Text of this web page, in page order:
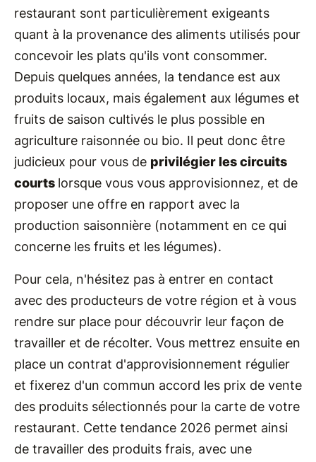
restaurant sont particulièrement exigeants
quant à la provenance des aliments utilisés pour
concevoir les plats qu'ils vont consommer.
Depuis quelques années, la tendance est aux
produits locaux, mais également aux légumes et
fruits de saison cultivés le plus possible en
agriculture raisonnée ou bio. Il peut donc être
judicieux pour vous de privilégier les circuits
courts lorsque vous vous approvisionnez, et de
proposer une offre en rapport avec la
production saisonnière (notamment en ce qui
concerne les fruits et les légumes).
Pour cela, n'hésitez pas à entrer en contact
avec des producteurs de votre région et à vous
rendre sur place pour découvrir leur façon de
travailler et de récolter. Vous mettrez ensuite en
place un contrat d'approvisionnement régulier
et fixerez d'un commun accord les prix de vente
des produits sélectionnés pour la carte de votre
restaurant. Cette tendance 2026 permet ainsi
de travailler des produits frais, avec une